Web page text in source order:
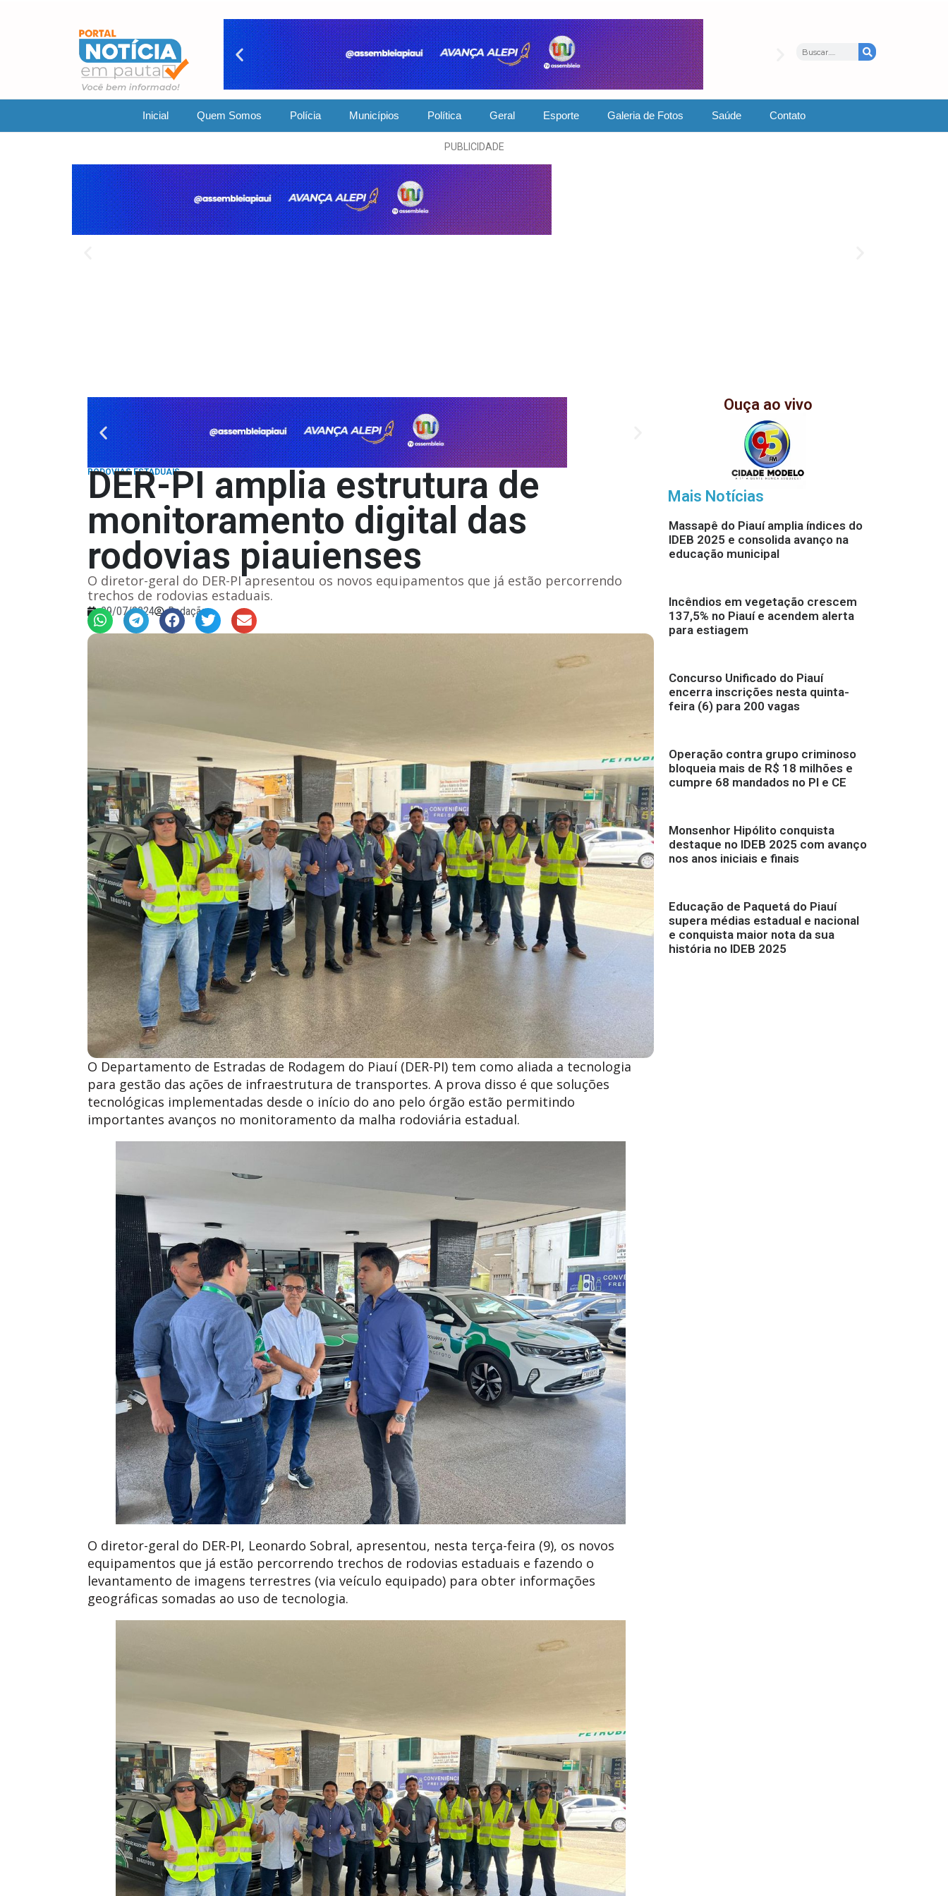
Inicial Quem Somos Polícia Municípios Política Geral Esporte Galeria de Fotos Saúde Contato
PUBLICIDADE
RODOVIAS ESTADUAIS
DER-PI amplia estrutura de
monitoramento digital das
rodovias piauienses
O diretor-geral do DER-PI apresentou os novos equipamentos que já estão percorrendo
trechos de rodovias estaduais.
09/07/2024 Redação
O Departamento de Estradas de Rodagem do Piauí (DER-PI) tem como aliada a tecnologia
para gestão das ações de infraestrutura de transportes. A prova disso é que soluções
tecnológicas implementadas desde o início do ano pelo órgão estão permitindo
importantes avanços no monitoramento da malha rodoviária estadual.
O diretor-geral do DER-PI, Leonardo Sobral, apresentou, nesta terça-feira (9), os novos
equipamentos que já estão percorrendo trechos de rodovias estaduais e fazendo o
levantamento de imagens terrestres (via veículo equipado) para obter informações
geográficas somadas ao uso de tecnologia.
Ouça ao vivo
Mais Notícias
Massapê do Piauí amplia índices do
IDEB 2025 e consolida avanço na
educação municipal
Incêndios em vegetação crescem
137,5% no Piauí e acendem alerta
para estiagem
Concurso Unificado do Piauí
encerra inscrições nesta quinta-
feira (6) para 200 vagas
Operação contra grupo criminoso
bloqueia mais de R$ 18 milhões e
cumpre 68 mandados no PI e CE
Monsenhor Hipólito conquista
destaque no IDEB 2025 com avanço
nos anos iniciais e finais
Educação de Paquetá do Piauí
supera médias estadual e nacional
e conquista maior nota da sua
história no IDEB 2025